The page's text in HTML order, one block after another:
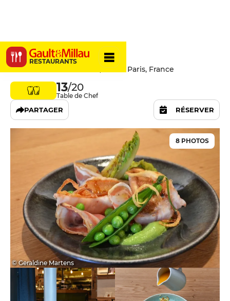
RESTAURANTS
Anicia
97 Rue du Cherche-Midi, 75006 Paris, France
13/20
Table de Chef
PARTAGER RÉSERVER
© Geraldine Martens
8 PHOTOS